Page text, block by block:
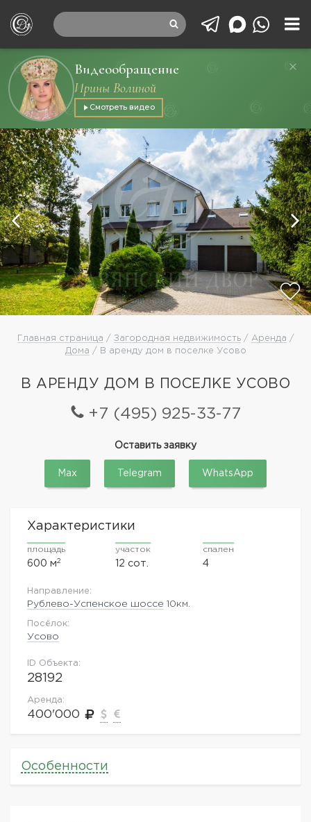
Видеообращение
Ирины Волиной
Смотреть видео
Главная страница / Загородная недвижимость/ Аренда /
Дома / В аренду дом в поселке Усово
В АРЕНДУ ДОМ В ПОСЕЛКЕ УСОВО
+7 (495) 925-33-77
Оставить заявку
Max Telegram WhatsApp
Характеристики
площадь
600 м2
участок
12 сот.
спален
4
Направление:
Рублево-Успенское шоссе 10км.
Посёлок:
Усово
ID Объекта:
28192
Аренда:
400'000
Особенности